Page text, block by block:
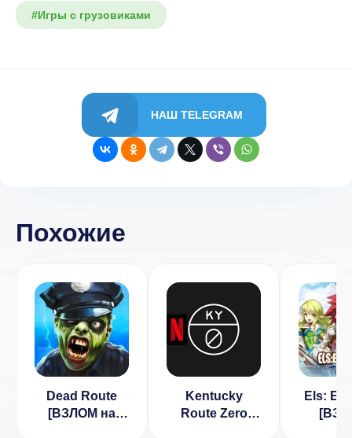
#Игры с грузовиками
НАШ TELEGRAM
Похожие
Dead Route
[ВЗЛОМ на
Kentucky
Route Zero
Els: